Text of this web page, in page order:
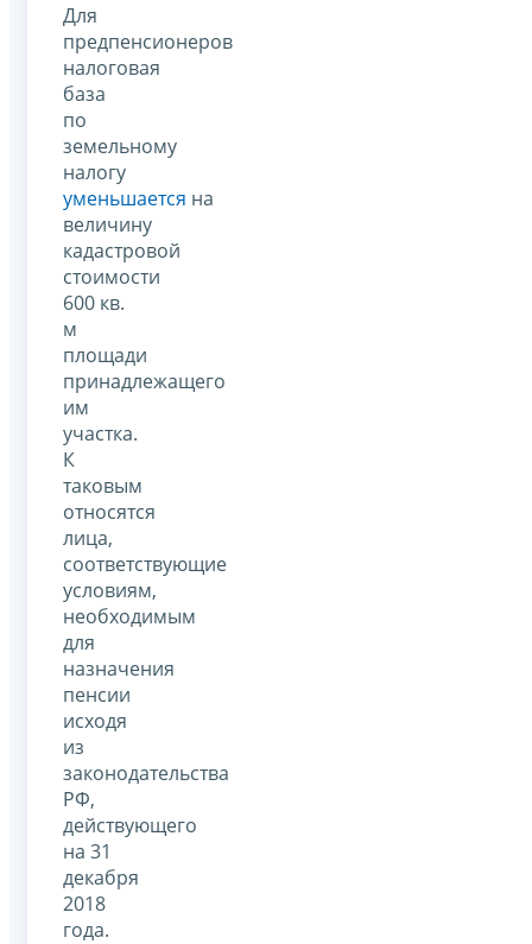
Для
предпенсионеров
налоговая
база
по
земельному
налогу
уменьшается на
величину
кадастровой
стоимости
600 кв.
м
площади
принадлежащего
им
участка.
К
таковым
относятся
лица,
соответствующие
условиям,
необходимым
для
назначения
пенсии
исходя
из
законодательства
РФ,
действующего
на 31
декабря
2018
года.